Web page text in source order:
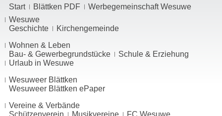
Start Blättken PDF
Werbegemeinschaft Wesuwe
Wesuwe
Geschichte
Kirchengemeinde
Wohnen & Leben
Bau- & Gewerbegrundstücke
Schule & Erziehung
Urlaub in Wesuwe
Wesuweer Blättken
Wesuweer Blättken ePaper
Vereine & Verbände
Schützenverein
Musikvereine FC Wesuwe